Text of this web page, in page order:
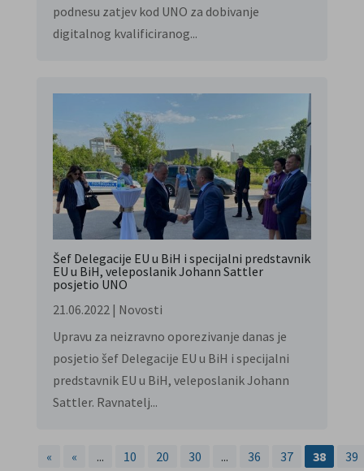
podnesu zatjev kod UNO za dobivanje
digitalnog kvalificiranog...
Šef Delegacije EU u BiH i specijalni predstavnik
EU u BiH, veleposlanik Johann Sattler
posjetio UNO
21.06.2022 | Novosti
Upravu za neizravno oporezivanje danas je
posjetio šef Delegacije EU u BiH i specijalni
predstavnik EU u BiH, veleposlanik Johann
Sattler. Ravnatelj...
« « ... 10 20 30 ... 36 37 38 39